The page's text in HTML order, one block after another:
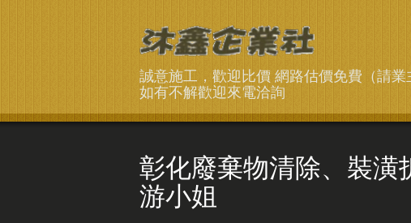
誠意施工，歡迎比價 網路估價免費（請
如有不解歡迎來電洽詢
彰化廢棄物清除、裝潢
游小姐